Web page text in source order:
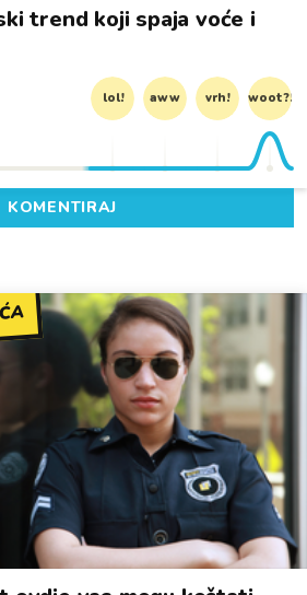
trend koji spaja voće i
lol! aww vrh! woot?!
KOMENTIRAJ